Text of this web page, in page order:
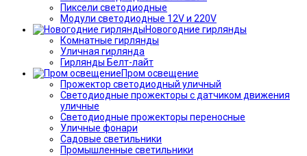
Пиксели светодиодные
Модули светодиодные 12V и 220V
Новогодние гирлянды
Комнатные гирлянды
Уличная гирлянда
Гирлянды Белт-лайт
Пром освещение
Прожектор светодиодный уличный
Светодиодные прожекторы с датчиком движения
уличные
Светодиодные прожекторы переносные
Уличные фонари
Садовые светильники
Промышленные светильники